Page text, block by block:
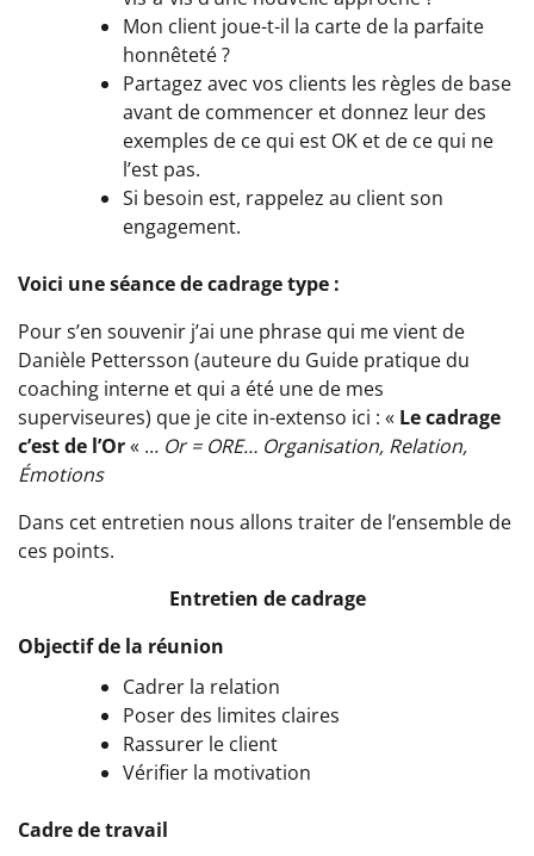
Mon client joue-t-il la carte de la parfaite
honnêteté ?
Partagez avec vos clients les règles de base
avant de commencer et donnez leur des
exemples de ce qui est OK et de ce qui ne
l’est pas.
Si besoin est, rappelez au client son
engagement.
Voici une séance de cadrage type :
Pour s’en souvenir j’ai une phrase qui me vient de
Danièle Pettersson (auteure du Guide pratique du
coaching interne et qui a été une de mes
superviseures) que je cite in-extenso ici : « Le cadrage
c’est de l’Or« … Or = ORE… Organisation, Relation,
Émotions
Dans cet entretien nous allons traiter de l’ensemble de
ces points.
Entretien de cadrage
Objectif de la réunion
Cadrer la relation
Poser des limites claires
Rassurer le client
Vérifier la motivation
Cadre de travail